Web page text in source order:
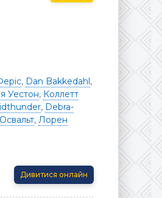
, Dan Bakkedahl,
Уестон, Коллетт
, Debra-
, Лорен
Дивитися онлайн